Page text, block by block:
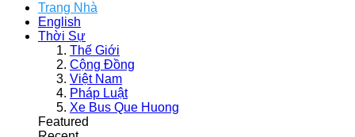
Trang Nhà
English
Thời Sự
Thế Giới
Cộng Đồng
Việt Nam
Pháp Luật
Xe Bus Que Huong
Featured